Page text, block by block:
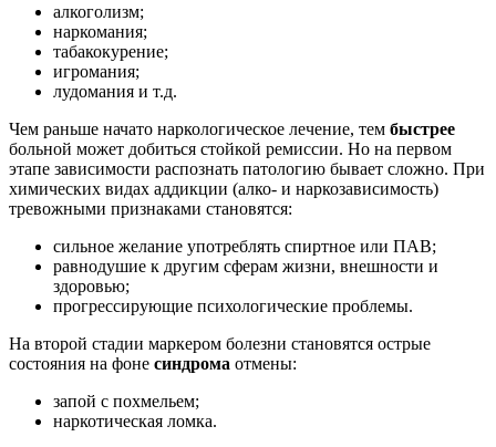
алкоголизм;
наркомания;
табакокурение;
игромания;
лудомания и т.д.
Чем раньше начато наркологическое лечение, тем быстрее
больной может добиться стойкой ремиссии. Но на первом
этапе зависимости распознать патологию бывает сложно. При
химических видах аддикции (алко- и наркозависимость)
тревожными признаками становятся:
сильное желание употреблять спиртное или ПАВ;
равнодушие к другим сферам жизни, внешности и
здоровью;
прогрессирующие психологические проблемы.
На второй стадии маркером болезни становятся острые
состояния на фоне синдрома отмены:
запой с похмельем;
наркотическая ломка.